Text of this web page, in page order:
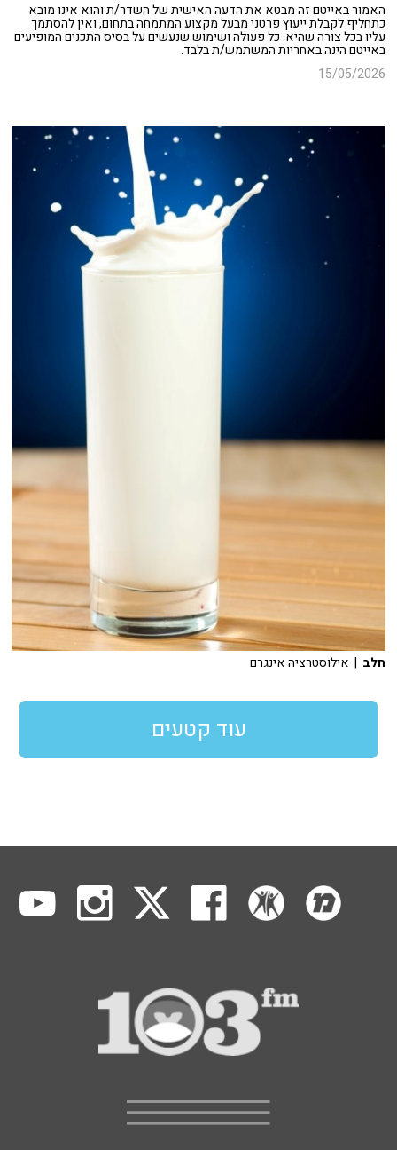
האמור באייטם זה מבטא את הדעה האישית של השדר/ת והוא אינו מובא
כתחליף לקבלת ייעוץ פרטני מבעל מקצוע המתמחה בתחום, ואין להסתמך
עליו בכל צורה שהיא. כל פעולה ושימוש שנעשים על בסיס התכנים המופיעים
באייטם הינה באחריות המשתמש/ת בלבד.
15/05/2026
חלב | אילוסטרציה אינגרם
עוד קטעים